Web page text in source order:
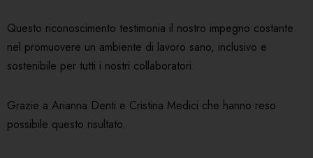
Questo riconoscimento testimonia il nostro impegno costante
nel promuovere un ambiente di lavoro sano, inclusivo e
sostenibile per tutti i nostri collaboratori.
Grazie a Arianna Denti e Cristina Medici che hanno reso
possibile questo risultato.